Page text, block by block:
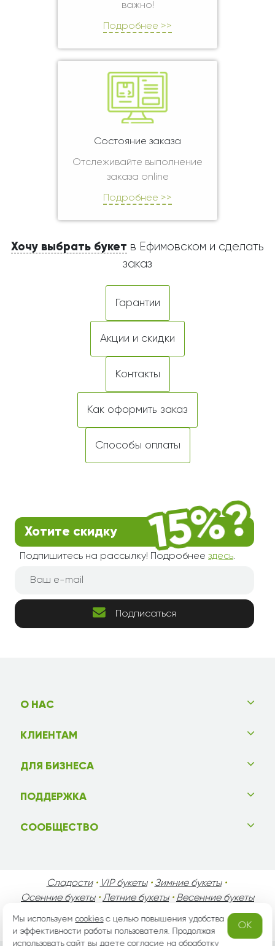
важно!
Подробнее >>
Состояние заказа
Отслеживайте выполнение
заказа online
Подробнее >>
Хочу выбрать букет в Ефимовском и сделать
заказ
Гарантии
Акции и скидки
Контакты
Как оформить заказ
Способы оплаты
Хотите скидку
Подпишитесь на рассылку! Подробнее здесь.
Подписаться
О НАС
КЛИЕНТАМ
ДЛЯ БИЗНЕСА
ПОДДЕРЖКА
СООБЩЕСТВО
Сладости• VIP букеты• Зимние букеты•
Осенние букеты•Летние букеты• Весенние букеты
•
День Мужчин•Праздники!
Мы используемcookiesс целью повышения удобства
и эффективности работы пользователя. Продолжая
использовать сайт вы даете согласие наобработку
OK